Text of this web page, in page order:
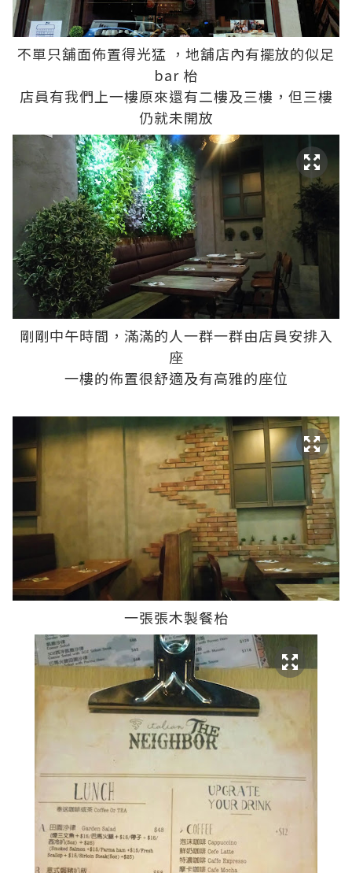
不單只舖面佈置得光猛 ，地舖店內有擺放的似足
bar 枱
店員有我們上一樓原來還有二樓及三樓，但三樓
仍就未開放
剛剛中午時間，滿滿的人一群一群由店員安排入
座
一樓的佈置很舒適及有高雅的座位
一張張木製餐枱